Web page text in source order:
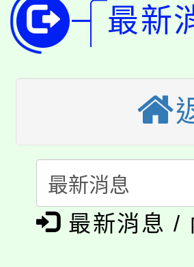
開!
115年桃園
田徑場及游
桃園市低收
視費優惠，
半價優惠，
者。
大園自造教
份教師增能
大溪自造教
份教師研習
淨零綠生活
會
115年食農
程
「本色祭」
最新
最新消息 /